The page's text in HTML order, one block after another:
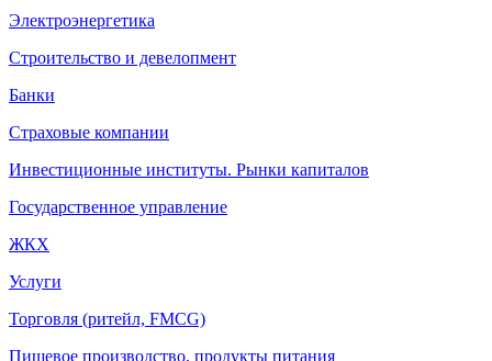
Электроэнергетика
Строительство и девелопмент
Банки
Страховые компании
Инвестиционные институты. Рынки капиталов
Государственное управление
ЖКХ
Услуги
Торговля (ритейл, FMCG)
Пищевое производство, продукты питания